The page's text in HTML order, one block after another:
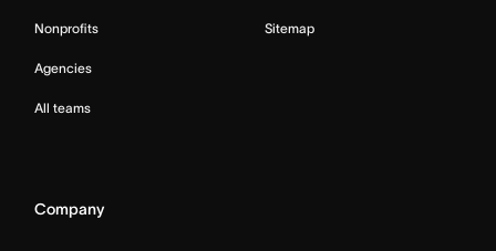
Nonprofits
Agencies
All teams
Sitemap
Company